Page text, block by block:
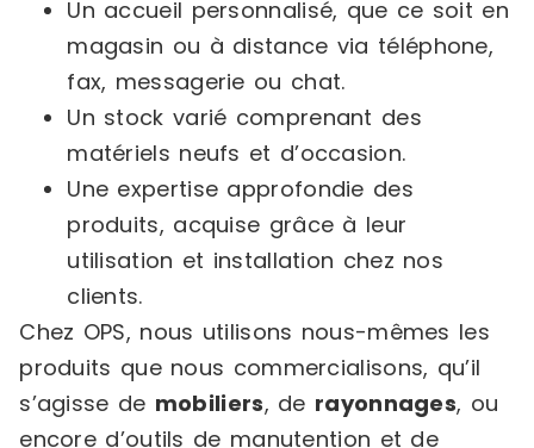
Un accueil personnalisé, que ce soit en
magasin ou à distance via téléphone,
fax, messagerie ou chat.
Un stock varié comprenant des
matériels neufs et d’occasion.
Une expertise approfondie des
produits, acquise grâce à leur
utilisation et installation chez nos
clients.
Chez OPS, nous utilisons nous-mêmes les
produits que nous commercialisons, qu’il
s’agisse de mobiliers, de rayonnages, ou
encore d’outils de manutention et de